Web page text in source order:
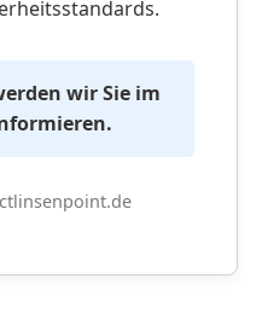
wir Sie im